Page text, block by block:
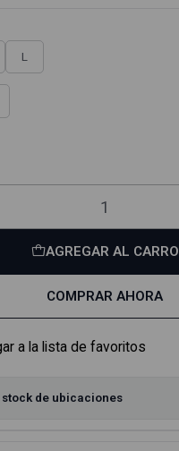
L
AGREGAR AL CARRO
COMPRAR AHORA
a la lista de favoritos
de ubicaciones